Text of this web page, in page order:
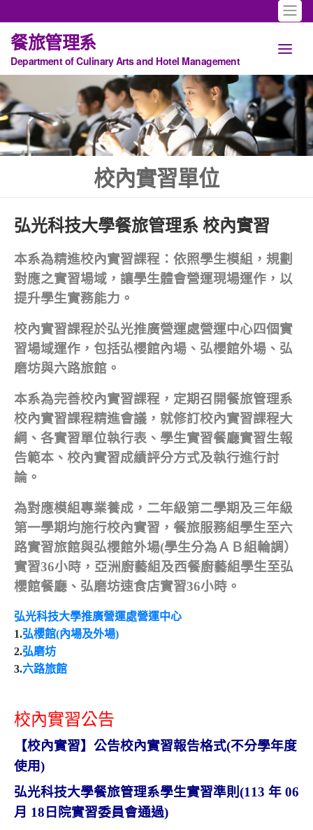
餐旅管理系
Department of Culinary Arts and Hotel Management
校內實習單位
弘光科技大學餐旅管理系 校內實習
本系為精進校內實習課程：依照學生模組，規劃
對應之實習場域，讓學生體會營運現場運作，以
提升學生實務能力。
校內實習課程於弘光推廣營運處營運中心四個實
習場域運作，包括弘櫻館內場、弘櫻館外場、弘
磨坊與六路旅館。
本系為完善校內實習課程，定期召開餐旅管理系
校內實習課程精進會議，就修訂校內實習課程大
綱、各實習單位執行表、學生實習餐廳實習生報
告範本、校內實習成績評分方式及執行進行討
論。
為對應模組專業養成，二年級第二學期及三年級
第一學期均施行校內實習，餐旅服務組學生至六
路實習旅館與弘櫻館外場(學生分為ＡＢ組輪調）
實習36小時，亞洲廚藝組及西餐廚藝組學生至弘
櫻館餐廳、弘磨坊速食店實習36小時。
弘光科技大學推廣營運處營運中心
1.弘櫻館(內場及外場)
2.弘磨坊
3.六路旅館
校內實習公告
【校內實習】公告校內實習報告格式(不分學年度
使用)
弘光科技大學餐旅管理系學生實習準則(113 年 06
月 18日院實習委員會通過)